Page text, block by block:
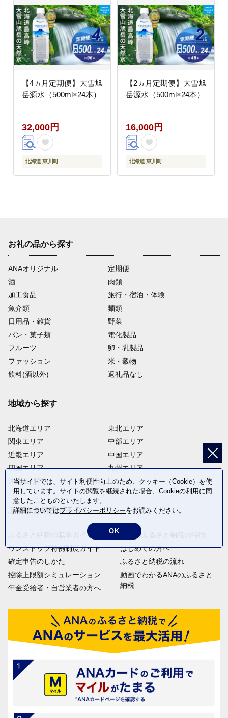
【4ヵ月定期便】大雪旭
岳源水（500ml×24本）
32,000円
北海道 東川町
【2ヵ月定期便】大雪旭
岳源水（500ml×24本）
16,000円
北海道 東川町
お礼の品から探す
ANAオリジナル
定期便
酒
肉類
加工食品
旅行・宿泊・体験
魚介類
麺類
日用品・雑貨
野菜
パン・菓子類
電化製品
フルーツ
卵・乳製品
ファッション
米・穀物
飲料(酒以外)
返礼品なし
地域から探す
北海道エリア
関東エリア
近畿エリア
四国エリア
沖縄エリア
東北エリア
中部エリア
中国エリア
九州エリア
ふるさと納税ガイド
ふるさと納税の基本ガイド
ワンストップ特例制度ガイド
確定申告のしかた
控除上限額シミュレーション
年金受給者・自営業者の方へ
ANAのふるさと納税の特徴
はじめての方へ
ふるさと納税の流れ
動画でわかるANAのふるさと
納税
当サイトでは、サイト利便性向上のため、クッキー（Cookie）を使
用しています。サイトの閲覧を継続された場合、Cookieの利用に同
意したことものといたします。
詳細についてはプライバシーポリシーをお読みください。
OK